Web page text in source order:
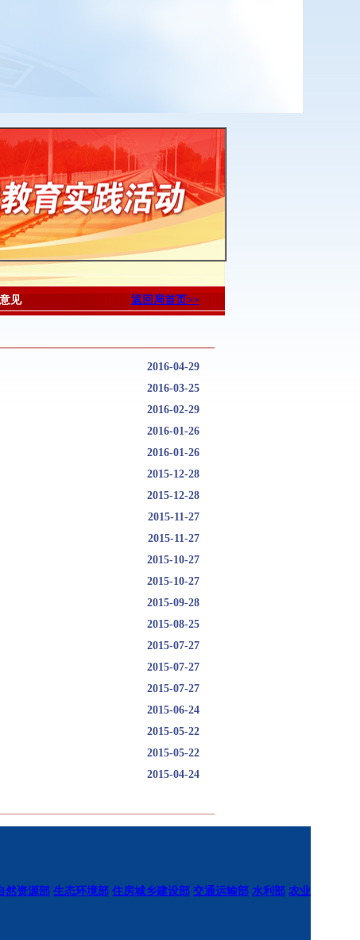
见 返回局首页>>
2016-04-29
2016-03-25
2016-02-29
2016-01-26
2016-01-26
2015-12-28
2015-12-28
2015-11-27
2015-11-27
2015-10-27
2015-10-27
2015-09-28
2015-08-25
2015-07-27
2015-07-27
2015-07-27
2015-06-24
2015-05-22
2015-05-22
2015-04-24
然资源部 生态环境部 住房城乡建设部 交通运输部 水利部 农业